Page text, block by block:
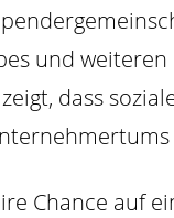
und
dass
Chance auf